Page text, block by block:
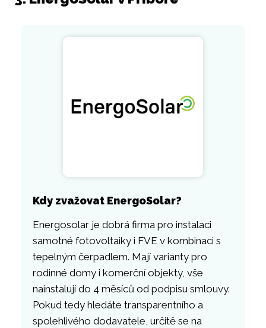
Kdy zvažovat EnergoSolar?
Energosolar je dobrá firma pro instalaci
samotné fotovoltaiky i FVE v kombinaci s
tepelným čerpadlem. Mají varianty pro
rodinné domy i komerční objekty, vše
nainstalují do 4 měsíců od podpisu smlouvy.
Pokud tedy hledáte transparentního a
spolehlivého dodavatele, určitě se na